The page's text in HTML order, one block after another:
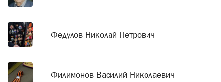
Федулов Николай Петрович
Филимонов Василий Николаевич